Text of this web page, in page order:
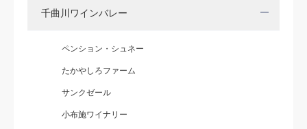
千曲川ワインバレー
ペンション・シュネー
たかやしろファーム
サンクゼール
小布施ワイナリー